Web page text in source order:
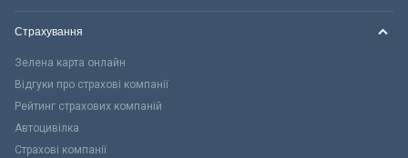
Страхування
Зелена карта онлайн
Відгуки про страхові компанії
Рейтинг страхових компаній
Автоцивілка
Страхові компанії